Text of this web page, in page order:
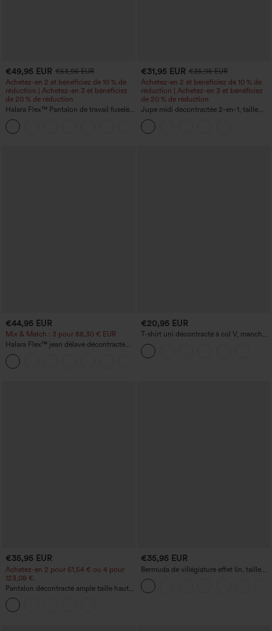
€49,95 EUR €53,95 EUR
Achetez-en 2 et bénéficiez de 10 % de
réduction | Achetez-en 3 et bénéficiez
de 20 % de réduction
Halara Flex™ Pantalon de travail fuselé,
uni, taille haute, avec poches
€31,95 EUR €35,95 EUR
Achetez-en 2 et bénéficiez de 10 % de
réduction | Achetez-en 3 et bénéficiez
de 20 % de réduction
Jupe midi décontractée 2-en-1, taille
haute à effet gainant, froncée avec
ourlet arrondi, en polaire et PU
€44,95 EUR
Mix & Match : 3 pour 88,30 € EUR
Halara Flex™ jean délavé décontracté
taille haute à poches, coupe baggy à
jambe large
€20,95 EUR
T-shirt uni décontracté à col V, manches
courtes et fronces
€35,95 EUR
Achetez-en 2 pour 61,54 € ou 4 pour
123,08 €.
Pantalon décontracté ample taille haute
à jambes larges, avec poches
€35,95 EUR
Bermuda de villégiature effet lin, taille
haute, ourlet roulotté, longueur 10'' avec
poches